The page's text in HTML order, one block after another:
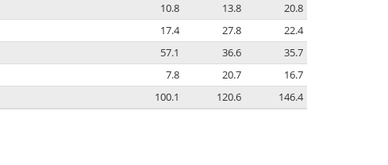
10.8 13.8
20.8
17.4 27.8
22.4
57.1 36.6
35.7
7.8 20.7
16.7
100.1 120.6 146.4